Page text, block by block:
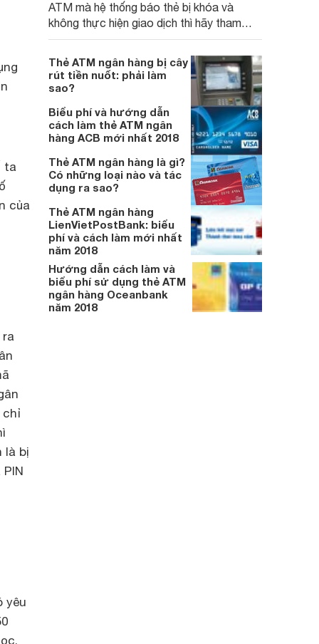
ta
của
ra
chỉ
là bị
yêu
ATM mà hệ thống báo thẻ bị khóa và
không thực hiện giao dịch thì hãy tham
khảo những thông tin dưới đây
Thẻ ATM ngân hàng bị cây
rút tiền nuốt: phải làm
sao?
Biểu phí và hướng dẫn
cách làm thẻ ATM ngân
hàng ACB mới nhất 2018
Thẻ ATM ngân hàng là gì?
Có những loại nào và tác
dụng ra sao?
Thẻ ATM ngân hàng
LienVietPostBank: biểu
phí và cách làm mới nhất
năm 2018
Hướng dẫn cách làm và
biểu phí sử dụng thẻ ATM
ngân hàng Oceanbank
năm 2018